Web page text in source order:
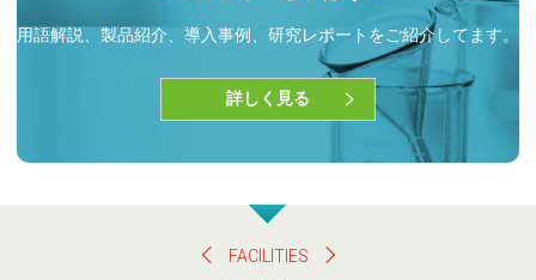
用語解説、製品紹介、導入事例、 研究レポートをご紹介してます。
詳しく見る
FACILITIES